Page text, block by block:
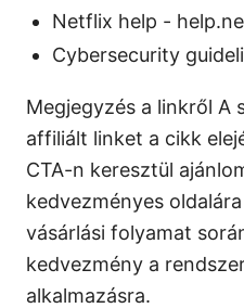
Netflix help -
Cybersecurity
Megjegyzés a linkről A
affiliált linket a cikk
CTA-n keresztül
kedvezményes
vásárlási folyamat
kedvezmény a
alkalmazásra.